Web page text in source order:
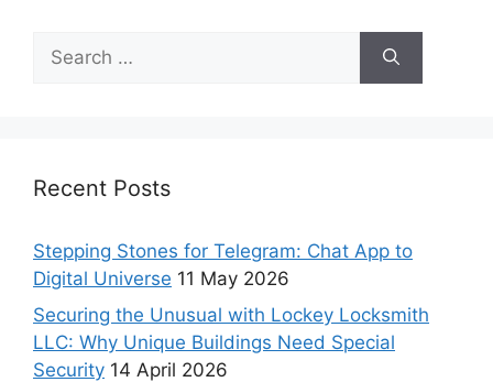
Recent Posts
Stepping Stones for Telegram: Chat App to
Digital Universe 11 May 2026
Securing the Unusual with Lockey Locksmith
LLC: Why Unique Buildings Need Special
Security 14 April 2026